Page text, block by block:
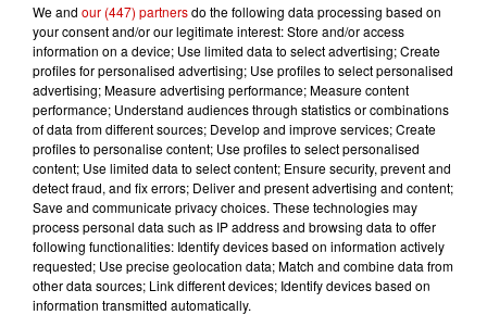
8 août 2026
Cambriolages : plus de 18 000
logements visités en juillet 2026,
en...
7 août 2026
Pape Léon XIV en France : quel
est son programme ?
We and our (447) partnersdo the following data processing based on
your consent and/or our legitimate interest: Store and/or access
information on a device; Use limited data to select advertising; Create
profiles for personalised advertising; Use profiles to select personalised
advertising; Measure advertising performance; Measure content
performance; Understand audiences through statistics or combinations
of data from different sources; Develop and improve services; Create
profiles to personalise content; Use profiles to select personalised
content; Use limited data to select content; Ensure security, prevent and
detect fraud, and fix errors; Deliver and present advertising and content;
Save and communicate privacy choices. These technologies may
process personal data such as IP address and browsing data to offer
following functionalities: Identify devices based on information actively
requested; Use precise geolocation data; Match and combine data from
other data sources; Link different devices; Identify devices based on
information transmitted automatically.